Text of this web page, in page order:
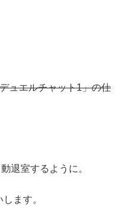
ュエルチャット1」の仕
退室するように。
ます。